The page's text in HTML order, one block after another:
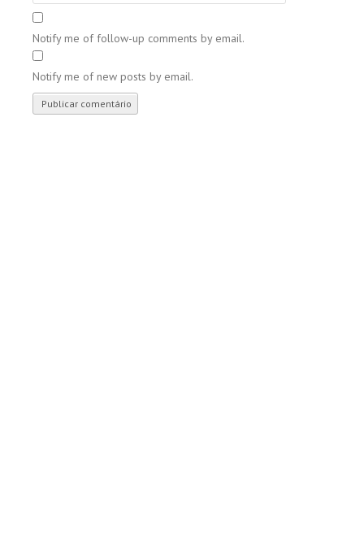
Notify me of follow-up comments by email.
Notify me of new posts by email.